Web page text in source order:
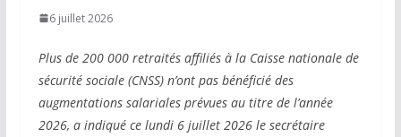
6 juillet 2026
Plus de 200 000 retraités affiliés à la Caisse nationale de
sécurité sociale (CNSS) n’ont pas bénéficié des
augmentations salariales prévues au titre de l’année
2026, a indiqué ce lundi 6 juillet 2026 le secrétaire